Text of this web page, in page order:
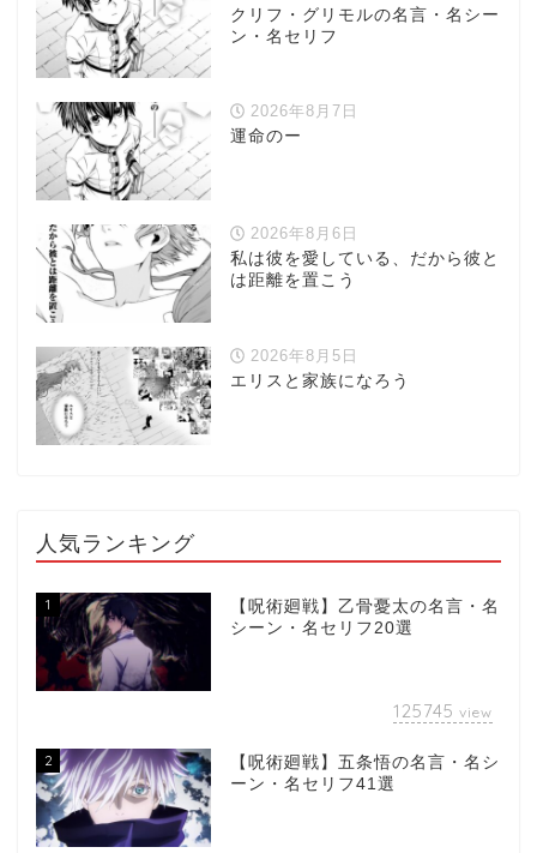
クリフ・グリモルの名言・名シー
ン・名セリフ
2026年8月7日
運命のー
2026年8月6日
私は彼を愛している、だから彼と
は距離を置こう
2026年8月5日
エリスと家族になろう
人気ランキング
1
【呪術廻戦】乙骨憂太の名言・名
シーン・名セリフ20選
125745 view
2
【呪術廻戦】五条悟の名言・名シ
ーン・名セリフ41選